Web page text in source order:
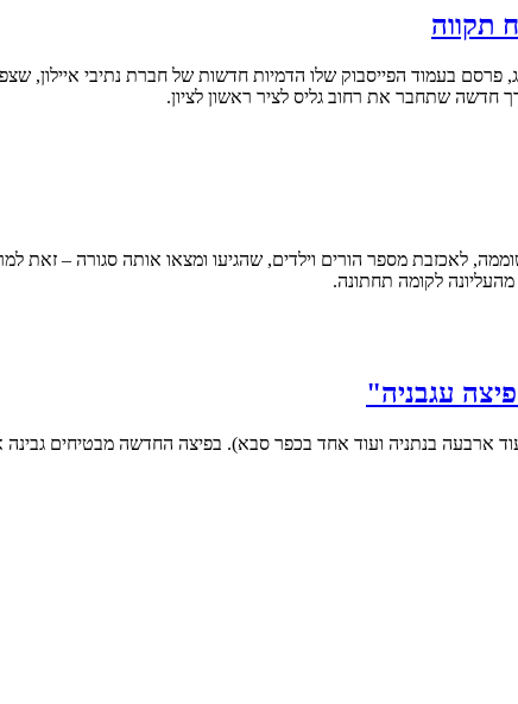
תקווה
חדשה שתחבר את רחוב גליס לציר ראשון לציון.
עגבניה"